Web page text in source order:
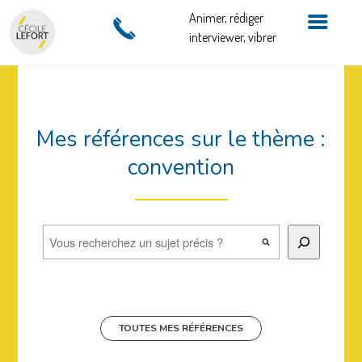
Mes références sur le thème :
convention
Rechercher
TOUTES MES RÉFÉRENCES
Animer, rédiger
interviewer, vibrer